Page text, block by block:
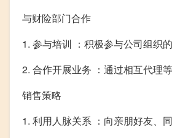
与财险部门合作
1. 参与培训 ：积极参与公司组织
2. 合作开展业务 ：通过相互代理
销售策略
1. 利用人脉关系 ：向亲朋好友、